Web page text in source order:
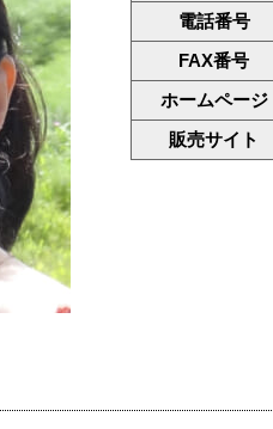
電話番号
FAX番号
ホームページ
販売サイト